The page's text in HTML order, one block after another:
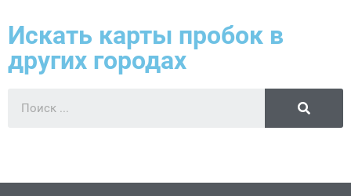
Искать карты пробок в
других городах